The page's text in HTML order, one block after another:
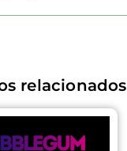
relacionados